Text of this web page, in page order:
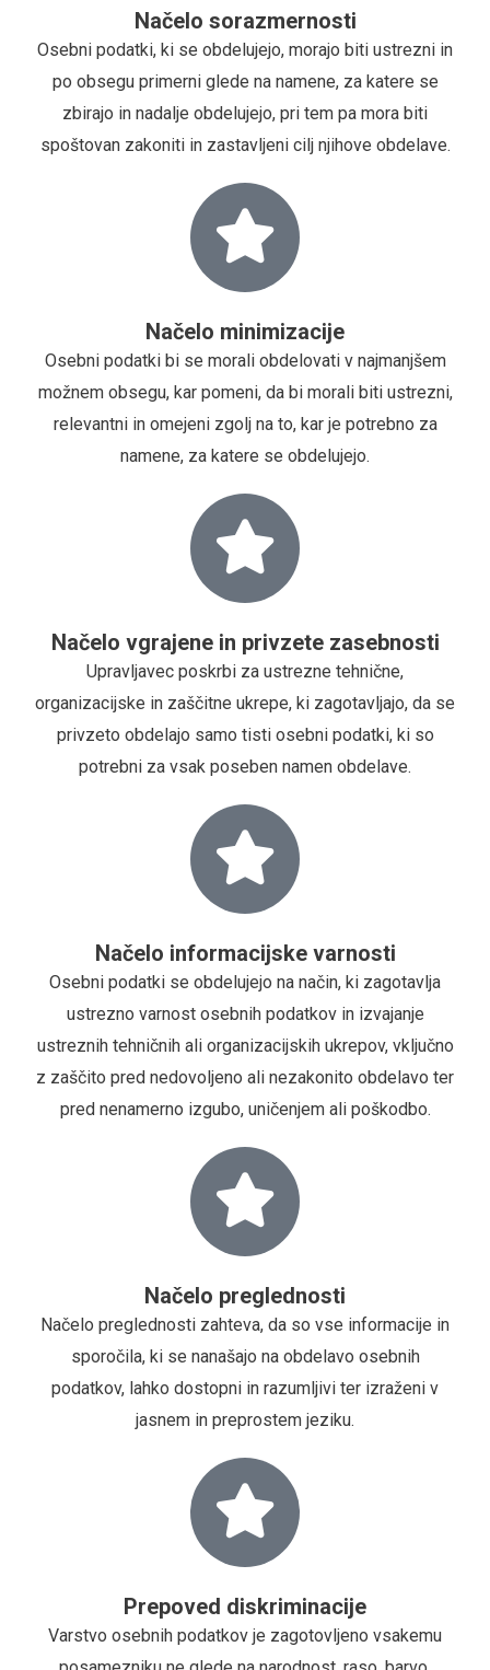
Načelo sorazmernosti
Osebni podatki, ki se obdelujejo, morajo biti ustrezni in
po obsegu primerni glede na namene, za katere se
zbirajo in nadalje obdelujejo, pri tem pa mora biti
spoštovan zakoniti in zastavljeni cilj njihove obdelave.
Načelo minimizacije
Osebni podatki bi se morali obdelovati v najmanjšem
možnem obsegu, kar pomeni, da bi morali biti ustrezni,
relevantni in omejeni zgolj na to, kar je potrebno za
namene, za katere se obdelujejo.
Načelo vgrajene in privzete zasebnosti
Upravljavec poskrbi za ustrezne tehnične,
organizacijske in zaščitne ukrepe, ki zagotavljajo, da se
privzeto obdelajo samo tisti osebni podatki, ki so
potrebni za vsak poseben namen obdelave.
Načelo informacijske varnosti
Osebni podatki se obdelujejo na način, ki zagotavlja
ustrezno varnost osebnih podatkov in izvajanje
ustreznih tehničnih ali organizacijskih ukrepov, vključno
z zaščito pred nedovoljeno ali nezakonito obdelavo ter
pred nenamerno izgubo, uničenjem ali poškodbo.
Načelo preglednosti
Načelo preglednosti zahteva, da so vse informacije in
sporočila, ki se nanašajo na obdelavo osebnih
podatkov, lahko dostopni in razumljivi ter izraženi v
jasnem in preprostem jeziku.
Prepoved diskriminacije
Varstvo osebnih podatkov je zagotovljeno vsakemu